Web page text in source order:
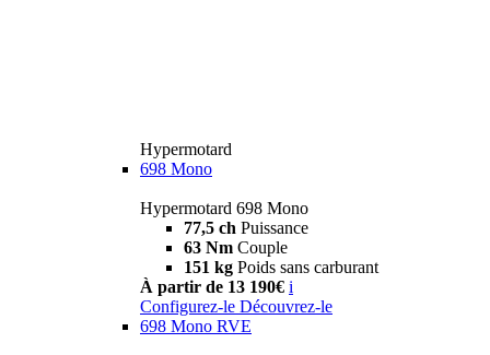
Hypermotard
698 Mono
Hypermotard 698 Mono
77,5 ch Puissance
63 Nm Couple
151 kg Poids sans carburant
À partir de 13 190€ i
Configurez-le Découvrez-le
698 Mono RVE